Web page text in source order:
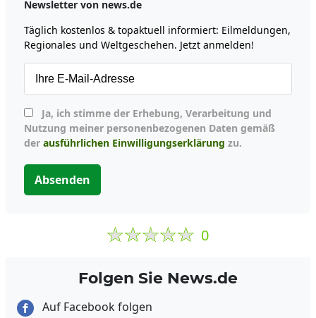
Newsletter von news.de
Täglich kostenlos & topaktuell informiert: Eilmeldungen,
Regionales und Weltgeschehen. Jetzt anmelden!
Nutzung meiner personenbezogenen Daten gemäß
der ausführlichen Einwilligungserklärung zu.
Absenden
0
Folgen Sie News.de
Auf Facebook folgen